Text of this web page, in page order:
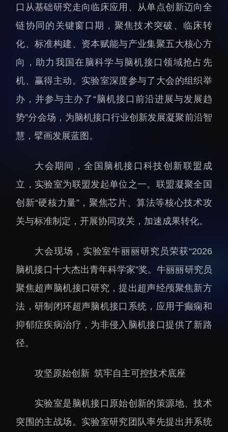
分析测试中心
实验室建设与管理
生物安全管理
合作交流
学术活动
媒体报道
档案频道
刊物与文化
科学普及
先进视界
教育概况
学生工作
学生就业
教育动态
学生活动
讲座信息
国合项目
出国境事务
来华指引
控股企业
成果超市
合作交流
口从基础研究走向临床应用、从单点创新迈向全
链协同的关键窗口期，聚焦技术突破、临床转
化、标准构建、资本赋能与产业集聚五大核心方
向，助力我国在脑科学与脑机接口领域抢占先
机、赢得主动。实验室深度参与了大会的组织举
办，并参与主办了“脑机接口前沿进展与发展趋
势”分会场，为脑机接口行业创新发展凝聚前沿智
慧，擘画发展蓝图。
大会期间，全国脑机接口科技创新联盟成
立，实验室为联盟发起单位之一。联盟凝聚全国
创新“硬核力量”，聚焦芯片、算法等核心技术攻
关与标准制定，开展协同攻关，加速成果转化。
大会现场，实验室牛丽丽研究员荣获“2026
脑机接口十大杰出青年科学家”奖。牛丽丽研究员
聚焦超声脑机接口研究，提出超声经颅聚焦新方
法，研制闭环超声脑机接口系统，应用于癫痫和
抑郁症疾病治疗，为非侵入脑机接口提供了新路
径。
攻坚原始创新 筑牢自主可控技术底座
实验室是脑机接口原始创新的策源地、技术
突围的主战场。实验室研究团队率先提出并系统